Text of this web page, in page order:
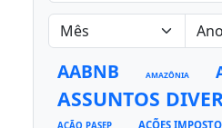
AABNB AMAZÔNIA
ASSUNTOS
AÇÕES